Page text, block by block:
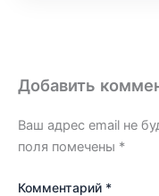
Добавить
Ваш адрес email не
поля помечены *
Комментарий *